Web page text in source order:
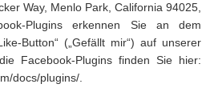
Way, Menlo Park, California 94025,
Plugins erkennen Sie an dem
Button“ („Gefällt mir“) auf unserer
Facebook-Plugins finden Sie hier:
docs/plugins/.